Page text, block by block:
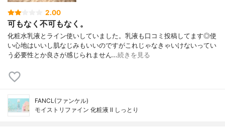
2.00
可もなく不可もなく。
化粧水乳液とライン使いしていました。乳液も口コミ投稿してます◎使
い心地はいいし肌なじみもいいのですがこれじゃなきゃいけないってい
う必要性とか良さが感じられません…続きを見る
FANCL(ファンケル)
モイストリファイン 化粧液 II しっとり